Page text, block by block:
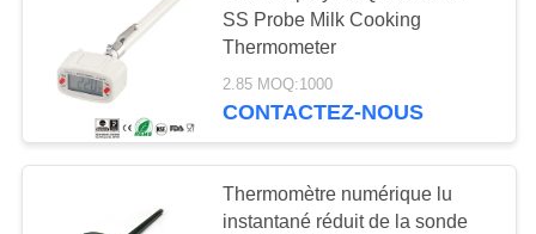
étanche
SS Probe Milk Cooking
Thermometer
2.85 MOQ:1000
CONTACTEZ-NOUS
Thermomètre numérique lu
instantané réduit de la sonde